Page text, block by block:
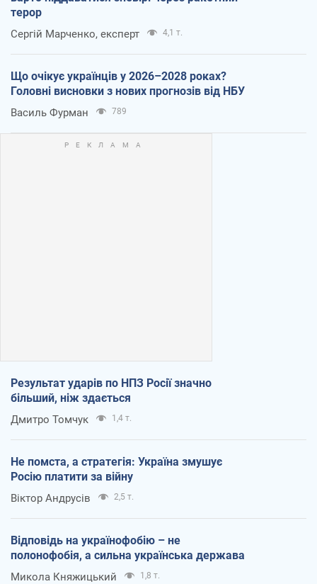
терор
Сергій Марченко, експерт 4,1 т.
Що очікує українців у 2026–2028 роках?
Головні висновки з нових прогнозів від НБУ
Василь Фурман 789
Результат ударів по НПЗ Росії значно
більший, ніж здається
Дмитро Томчук 1,4 т.
Не помста, а стратегія: Україна змушує
Росію платити за війну
Віктор Андрусів 2,5 т.
Відповідь на українофобію – не
полонофобія, а сильна українська держава
Микола Княжицький 1,8 т.